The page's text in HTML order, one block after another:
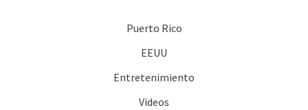
Puerto Rico
EEUU
Entretenimiento
Videos